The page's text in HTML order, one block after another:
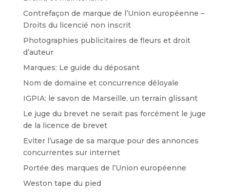
Contrefaçon de marque de l’Union européenne –
Droits du licencié non inscrit
Photographies publicitaires de fleurs et droit
d’auteur
Marques: Le guide du déposant
Nom de domaine et concurrence déloyale
IGPIA: le savon de Marseille, un terrain glissant
Le juge du brevet ne serait pas forcément le juge
de la licence de brevet
Eviter l’usage de sa marque pour des annonces
concurrentes sur internet
Portée des marques de l’Union européenne
Weston tape du pied